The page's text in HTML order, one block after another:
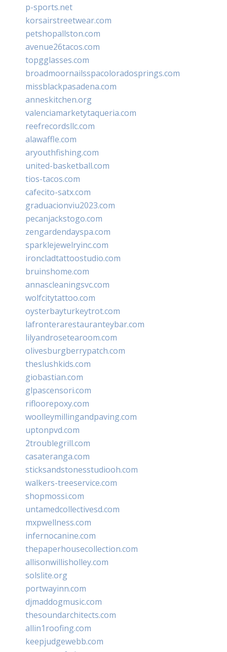
p-sports.net
korsairstreetwear.com
petshopallston.com
avenue26tacos.com
topgglasses.com
broadmoornailsspacoloradosprings.com
missblackpasadena.com
anneskitchen.org
valenciamarketytaqueria.com
reefrecordsllc.com
alawaffle.com
aryouthfishing.com
united-basketball.com
tios-tacos.com
cafecito-satx.com
graduacionviu2023.com
pecanjackstogo.com
zengardendayspa.com
sparklejewelryinc.com
ironcladtattoostudio.com
bruinshome.com
annascleaningsvc.com
wolfcitytattoo.com
oysterbayturkeytrot.com
lafronterarestauranteybar.com
lilyandrosetearoom.com
olivesburgberrypatch.com
theslushkids.com
giobastian.com
glpascensori.com
rifloorepoxy.com
woolleymillingandpaving.com
uptonpvd.com
2troublegrill.com
casateranga.com
sticksandstonesstudiooh.com
walkers-treeservice.com
shopmossi.com
untamedcollectivesd.com
mxpwellness.com
infernocanine.com
thepaperhousecollection.com
allisonwillisholley.com
solslite.org
portwayinn.com
djmaddogmusic.com
thesoundarchitects.com
allin1roofing.com
keepjudgewebb.com